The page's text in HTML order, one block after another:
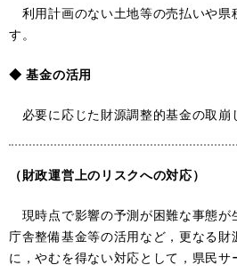
利用計画のない土地等の売払いや県
す。
◆ 基金の活用
必要に応じた財源調整的基金の取崩
（財政運営上のリスクへの対応）
現時点で影響の予測が困難な事態が
庁舎整備基金等の活用など，更なる財
に，やむを得ない対応として，県民